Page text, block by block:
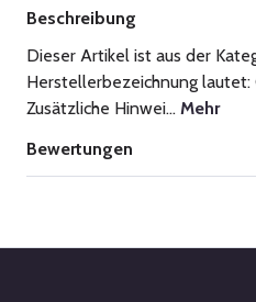
Beschreibung
Dieser Artikel ist aus der
Herstellerbezeichnung lautet:
Zusätzliche Hinwei… Mehr
Bewertungen